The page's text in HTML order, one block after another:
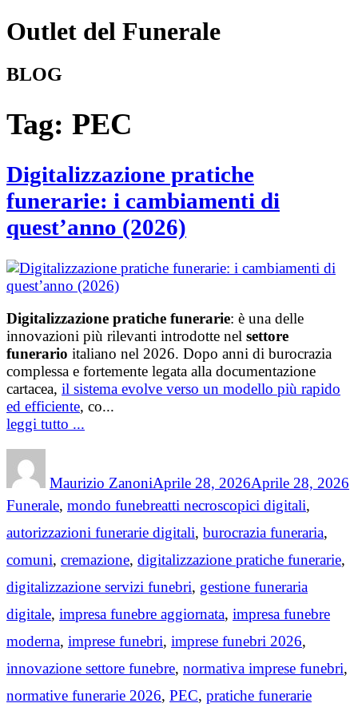
Outlet del Funerale
BLOG
Tag: PEC
Digitalizzazione pratiche
funerarie: i cambiamenti di
quest’anno (2026)
Digitalizzazione pratiche funerarie: è una delle
innovazioni più rilevanti introdotte nel settore
funerario italiano nel 2026. Dopo anni di burocrazia
complessa e fortemente legata alla documentazione
cartacea, il sistema evolve verso un modello più rapido
ed efficiente, co...
leggi tutto ...
Maurizio Zanoni
on
Aprile 28, 2026Aprile 28, 2026
Funerale, mondo funebreTags
atti necroscopici digitali,
autorizzazioni funerarie digitali, burocrazia funeraria,
comuni, cremazione, digitalizzazione pratiche funerarie,
digitalizzazione servizi funebri, gestione funeraria
digitale, impresa funebre aggiornata, impresa funebre
moderna, imprese funebri, imprese funebri 2026,
innovazione settore funebre, normativa imprese funebri,
normative funerarie 2026, PEC, pratiche funerarie